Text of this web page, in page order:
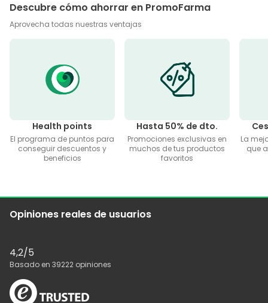
Descubre cómo ahorrar en PromoFarma
Aprovecha todas nuestras ventajas
Health points
El programa de puntos para
conseguir descuentos y
beneficios
Hasta 50% de dto.
Promociones exclusivas en
muchos de tus productos
favoritos
La
que
Opiniones reales de usuarios
4,2/5
Basado en 39222 opiniones